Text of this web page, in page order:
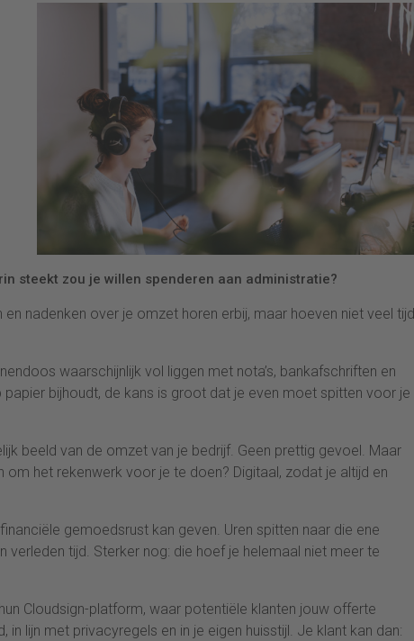
steekt zou je willen spenderen aan administratie?
nadenken over je omzet horen erbij, maar hoeven niet veel tijd
waarschijnlijk vol liggen met nota’s, bankafschriften en
bijhoudt, de kans is groot dat je even moet spitten voor je
beeld van de omzet van je bedrijf. Geen prettig gevoel. Maar
het rekenwerk voor je te doen? Digitaal, zodat je altijd en
gemoedsrust kan geven. Uren spitten naar die ene
verleden tijd. Sterker nog: die hoef je helemaal niet meer te
Cloudsign-platform, waar potentiële klanten jouw offerte
in lijn met privacyregels en in je eigen huisstijl. Je klant kan dan: